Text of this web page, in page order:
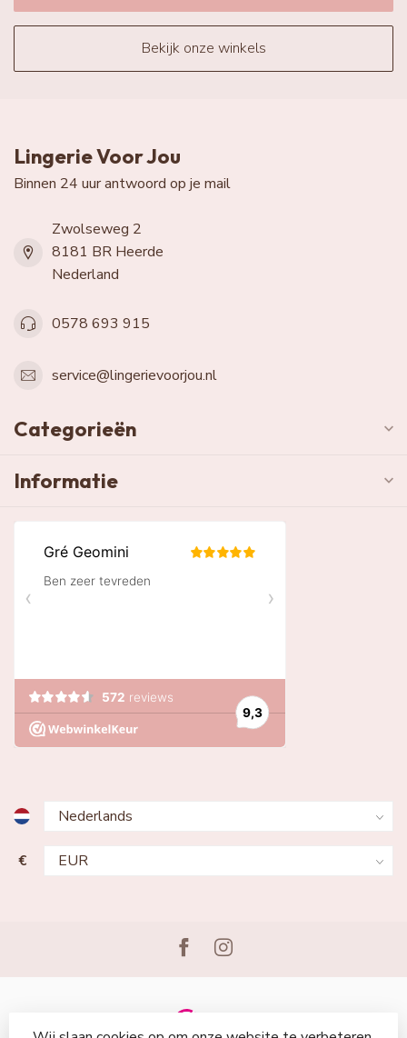
Bekijk onze winkels
Lingerie Voor Jou
Binnen 24 uur antwoord op je mail
Zwolseweg 2
8181 BR Heerde
Nederland
0578 693 915
service@lingerievoorjou.nl
Categorieën
Informatie
€